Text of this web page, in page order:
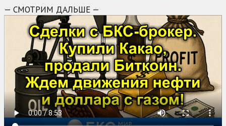
— СМОТРИМ ДАЛЬШЕ —